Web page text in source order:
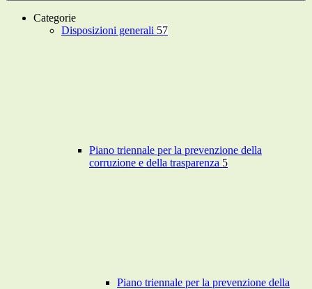
Categorie
Disposizioni generali 57
Piano triennale per la prevenzione della
corruzione e della trasparenza 5
Piano triennale per la prevenzione della